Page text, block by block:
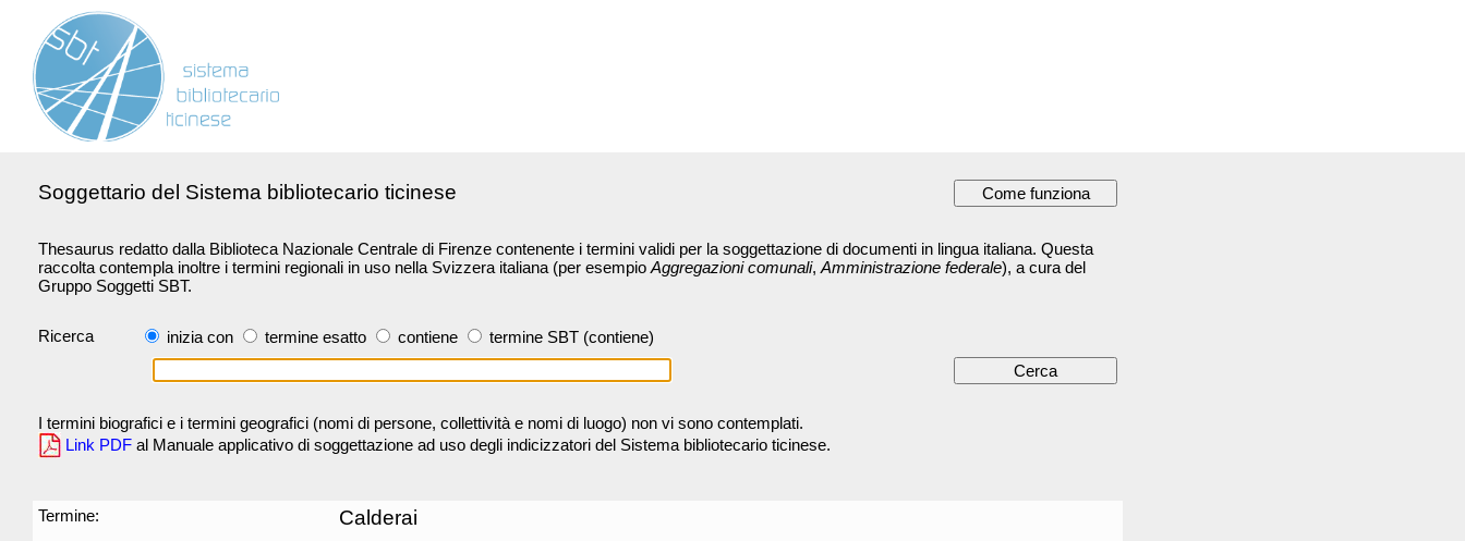
Soggettario del Sistema bibliotecario ticinese
Thesaurus redatto dalla Biblioteca Nazionale Centrale di Firenze contenente i termini validi per la soggettazione di documenti in lingua italiana. Questa
raccolta contempla inoltre i termini regionali in uso nella Svizzera italiana (per esempio Aggregazioni comunali, Amministrazione federale), a cura del
Gruppo Soggetti SBT.
Ricerca inizia con termine esatto contiene termine SBT (contiene)
I termini biografici e i termini geografici (nomi di persone, collettività e nomi di luogo) non vi sono contemplati.
Link PDF al Manuale applicativo di soggettazione ad uso degli indicizzatori del Sistema bibliotecario ticinese.
Termine: Calderai